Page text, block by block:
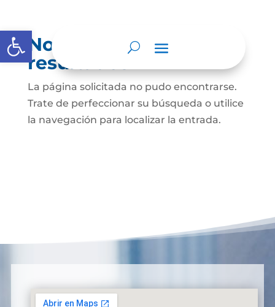
Abrir barra de herramientas
No se encontraron
resultados
La página solicitada no pudo encontrarse.
Trate de perfeccionar su búsqueda o utilice
la navegación para localizar la entrada.